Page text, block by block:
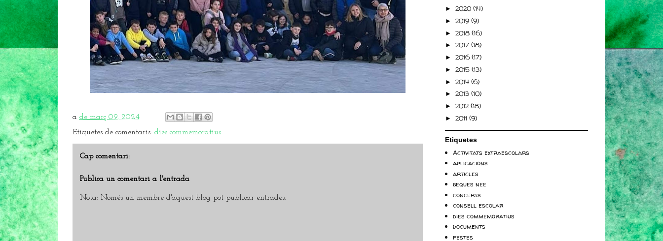
a de març 09, 2024
Etiquetes de comentaris: dies commemoratius
Cap comentari:
Publica un comentari a l'entrada
Nota: Només un membre d'aquest blog pot publicar entrades.
► 2020 (14)
► 2019 (9)
► 2018 (16)
► 2017 (18)
► 2016 (17)
► 2015 (13)
► 2014 (6)
► 2013 (10)
► 2012 (18)
► 2011 (9)
Etiquetes
Activitats extraescolars
aplicacions
articles
beques nee
concerts
consell escolar
dies commemoratius
documents
festes